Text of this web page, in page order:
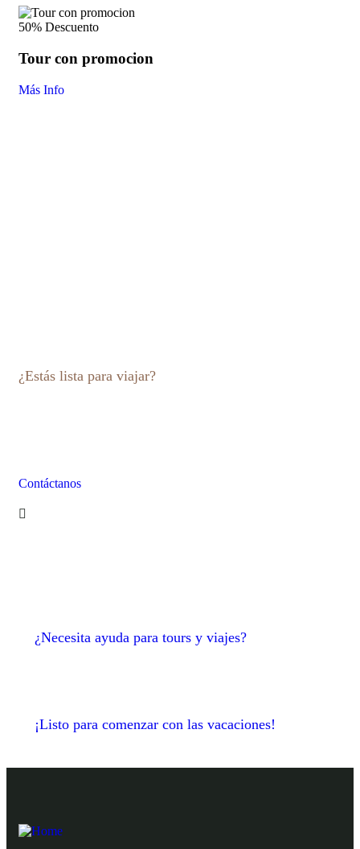
50% Descuento
Tour con promocion
Más Info
¿Estás lista para viajar?
Contáctanos
¿Necesita ayuda para tours y viajes?
¡Listo para comenzar con las vacaciones!